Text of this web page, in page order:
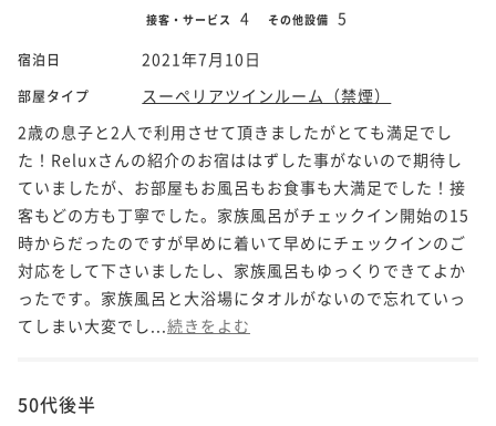
接客・サービス 4 その他設備 5
宿泊日 2021年7月10日
部屋タイプ
スーペリアツインルーム（禁煙）
2歳の息子と2人で利用させて頂きましたがとても満足でし
た！Reluxさんの紹介のお宿ははずした事がないので期待し
ていましたが、お部屋もお風呂もお食事も大満足でした！接
客もどの方も丁寧でした。家族風呂がチェックイン開始の15
時からだったのですが早めに着いて早めにチェックインのご
対応をして下さいましたし、家族風呂もゆっくりできてよか
ったです。家族風呂と大浴場にタオルがないので忘れていっ
てしまい大変でし... 続きをよむ
50代後半